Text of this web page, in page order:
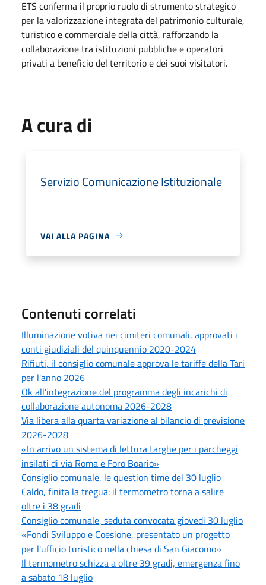
ETS conferma il proprio ruolo di strumento strategico
per la valorizzazione integrata del patrimonio culturale,
turistico e commerciale della città, rafforzando la
collaborazione tra istituzioni pubbliche e operatori
privati a beneficio del territorio e dei suoi visitatori.
A cura di
Servizio Comunicazione Istituzionale
VAI ALLA PAGINA
Contenuti correlati
Illuminazione votiva nei cimiteri comunali, approvati i
conti giudiziali del quinquennio 2020-2024
Rifiuti, il consiglio comunale approva le tariffe della Tari
per l'anno 2026
Ok all'integrazione del programma degli incarichi di
collaborazione autonoma 2026-2028
Via libera alla quarta variazione al bilancio di previsione
2026-2028
«In arrivo un sistema di lettura targhe per i parcheggi
insilati di via Roma e Foro Boario»
Consiglio comunale, le question time del 30 luglio
Caldo, finita la tregua: il termometro torna a salire
oltre i 38 gradi
Consiglio comunale, seduta convocata giovedi 30 luglio
«Fondi Sviluppo e Coesione, presentato un progetto
per l'ufficio turistico nella chiesa di San Giacomo»
Il termometro schizza a oltre 39 gradi, emergenza fino
a sabato 18 luglio